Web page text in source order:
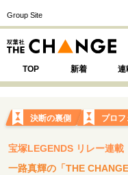
Group Site
TOP 新着 連
注目の記事テーマ
決断の裏側 プロ
宝塚LEGENDS リレー連載
一路真輝の「THE